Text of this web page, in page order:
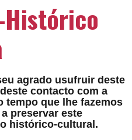
agrado usufruir deste
contacto com a
tempo que lhe fazemos
preservar este
histórico-cultural.